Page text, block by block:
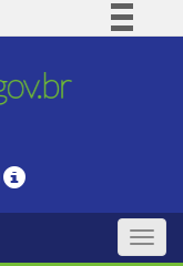
BR
Legislação
Toggle